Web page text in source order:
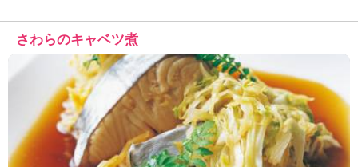
さわらのキャベツ煮